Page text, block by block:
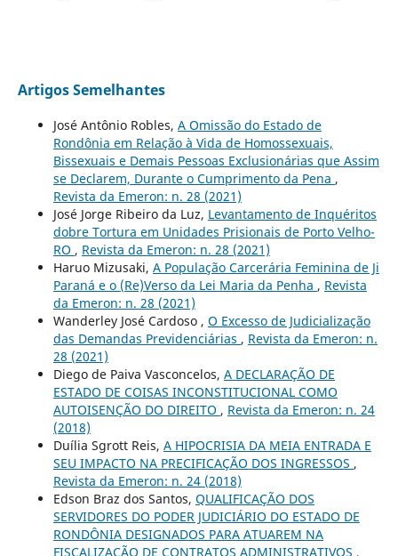
Artigos Semelhantes
José Antônio Robles, A Omissão do Estado de
Rondônia em Relação à Vida de Homossexuais,
Bissexuais e Demais Pessoas Exclusionárias que Assim
se Declarem, Durante o Cumprimento da Pena ,
Revista da Emeron: n. 28 (2021)
José Jorge Ribeiro da Luz, Levantamento de Inquéritos
dobre Tortura em Unidades Prisionais de Porto Velho-
RO , Revista da Emeron: n. 28 (2021)
Haruo Mizusaki, A População Carcerária Feminina de Ji
Paraná e o (Re)Verso da Lei Maria da Penha , Revista
da Emeron: n. 28 (2021)
Wanderley José Cardoso , O Excesso de Judicialização
das Demandas Previdenciárias , Revista da Emeron: n.
28 (2021)
Diego de Paiva Vasconcelos, A DECLARAÇÃO DE
ESTADO DE COISAS INCONSTITUCIONAL COMO
AUTOISENÇÃO DO DIREITO , Revista da Emeron: n. 24
(2018)
Duília Sgrott Reis, A HIPOCRISIA DA MEIA ENTRADA E
SEU IMPACTO NA PRECIFICAÇÃO DOS INGRESSOS ,
Revista da Emeron: n. 24 (2018)
Edson Braz dos Santos, QUALIFICAÇÃO DOS
SERVIDORES DO PODER JUDICIÁRIO DO ESTADO DE
RONDÔNIA DESIGNADOS PARA ATUAREM NA
FISCALIZAÇÃO DE CONTRATOS ADMINISTRATIVOS ,